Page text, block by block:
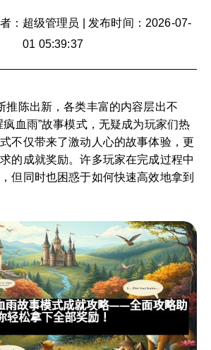
：超级管理员
发布时间：2026-07-
01 05:39:37
推陈出新，各类丰富的内容层出不
疯血雨”故事模式，无疑成为玩家们热
不仅带来了激动人心的故事体验，更
的成就奖励。许多玩家在完成过程中
但同时也困惑于如何快速高效地拿到